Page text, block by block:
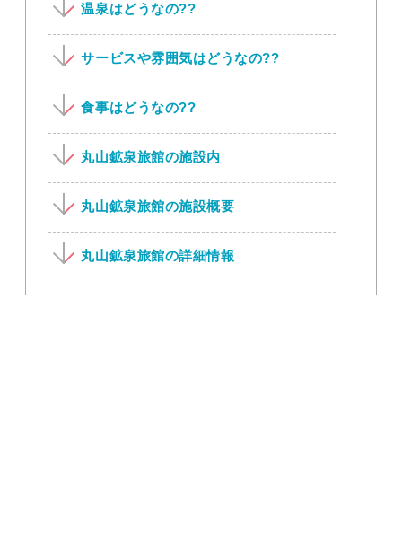
温泉はどうなの??
サービスや雰囲気はどうなの??
食事はどうなの??
丸山鉱泉旅館の施設内
丸山鉱泉旅館の施設概要
丸山鉱泉旅館の詳細情報